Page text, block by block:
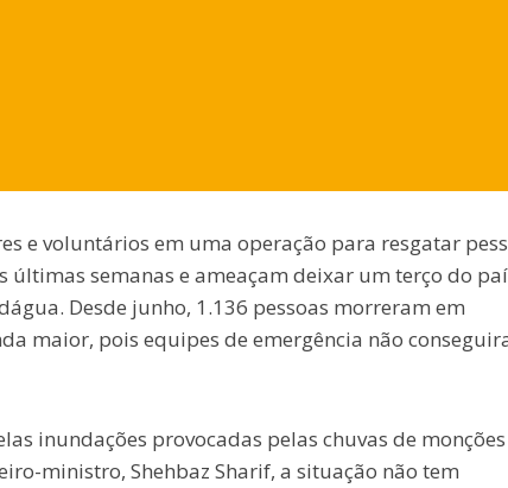
e voluntários em uma operação para resgatar
semanas e ameaçam deixar um terço do
Desde junho, 1.136 pessoas morreram em
maior, pois equipes de emergência não
inundações provocadas pelas chuvas de monções
ministro, Shehbaz Sharif, a situação não tem